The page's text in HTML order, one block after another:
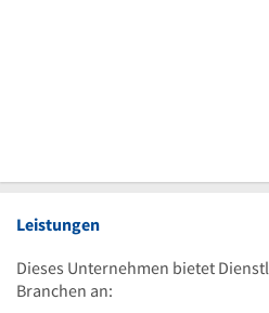
Leistungen
Dieses Unternehmen bietet
Branchen an: